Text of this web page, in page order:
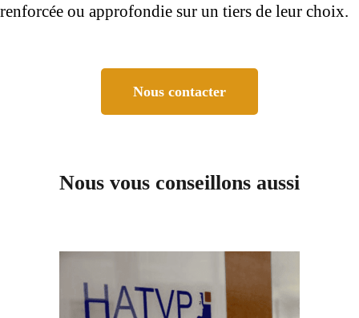
renforcée ou approfondie sur un tiers de leur choix.
Nous contacter
Nous vous conseillons aussi